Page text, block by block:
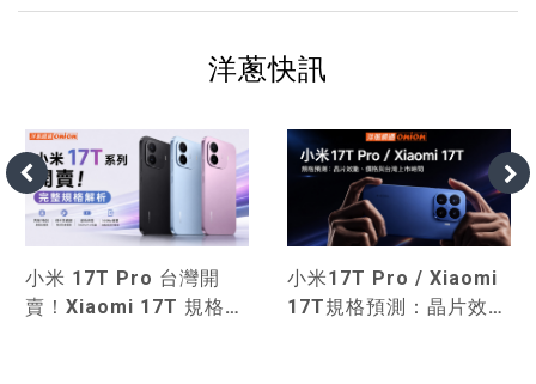
洋蔥快訊
小米 17T Pro 台灣開
賣！Xiaomi 17T 規格、
小米17T Pro / Xiaomi
17T規格預測：晶片效